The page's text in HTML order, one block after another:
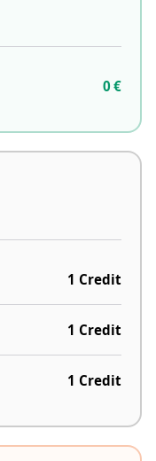
0 €
1 Credit
1 Credit
1 Credit